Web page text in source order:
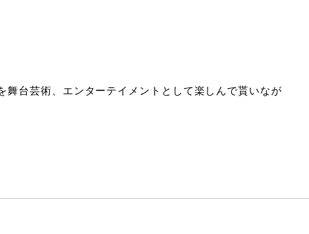
台芸術、エンターテイメントとして楽しんで貰いなが